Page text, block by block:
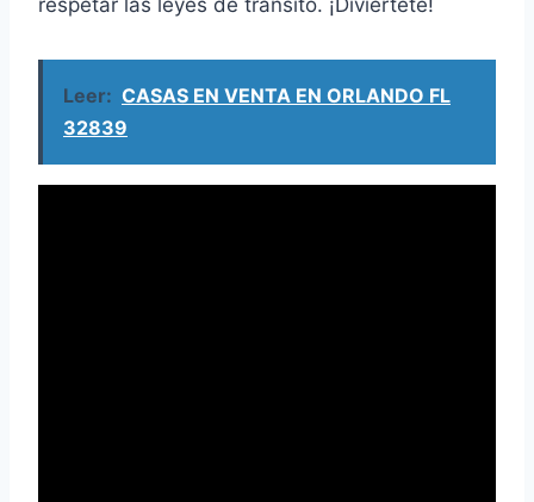
Leer: CASAS EN VENTA EN ORLANDO FL
32839